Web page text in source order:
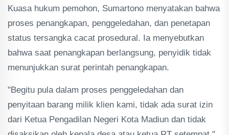
Kuasa hukum pemohon, Sumartono menyatakan bahwa
proses penangkapan, penggeledahan, dan penetapan
status tersangka cacat prosedural. Ia menyebutkan
bahwa saat penangkapan berlangsung, penyidik tidak
menunjukkan surat perintah penangkapan.
"Begitu pula dalam proses penggeledahan dan
penyitaan barang milik klien kami, tidak ada surat izin
dari Ketua Pengadilan Negeri Kota Madiun dan tidak